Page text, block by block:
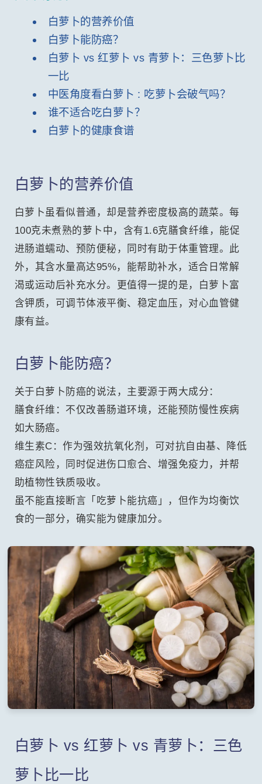
白萝卜的营养价值
白萝卜能防癌？
白萝卜 vs 红萝卜 vs 青萝卜：三色萝卜比
一比
中医角度看白萝卜 : 吃萝卜会破气吗？
谁不适合吃白萝卜？
白萝卜的健康食谱
白萝卜的营养价值
白萝卜虽看似普通，却是营养密度极高的蔬菜。每
100克未煮熟的萝卜中，含有1.6克膳食纤维，能促
进肠道蠕动、预防便秘，同时有助于体重管理。此
外，其含水量高达95%，能帮助补水，适合日常解
渴或运动后补充水分。更值得一提的是，白萝卜富
含钾质，可调节体液平衡、稳定血压，对心血管健
康有益。
白萝卜能防癌？
关于白萝卜防癌的说法，主要源于两大成分：
膳食纤维：不仅改善肠道环境，还能预防慢性疾病
如大肠癌。
维生素C：作为强效抗氧化剂，可对抗自由基、降低
癌症风险，同时促进伤口愈合、增强免疫力，并帮
助植物性铁质吸收。
虽不能直接断言「吃萝卜能抗癌」，但作为均衡饮
食的一部分，确实能为健康加分。
白萝卜 vs 红萝卜 vs 青萝卜：三色
萝卜比一比